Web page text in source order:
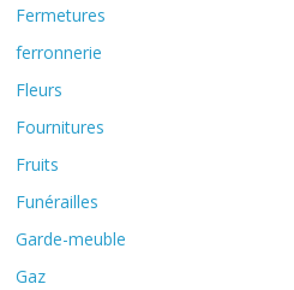
Fermetures
ferronnerie
Fleurs
Fournitures
Fruits
Funérailles
Garde-meuble
Gaz